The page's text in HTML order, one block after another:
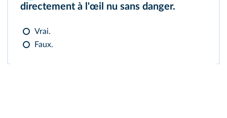
directement à l'œil nu sans danger.
Vrai.
Faux.